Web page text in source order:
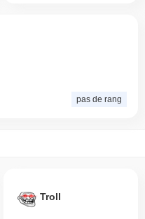
pas de rang
Troll